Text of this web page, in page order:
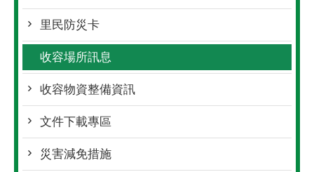
里民防災卡
收容場所訊息
收容物資整備資訊
文件下載專區
災害減免措施